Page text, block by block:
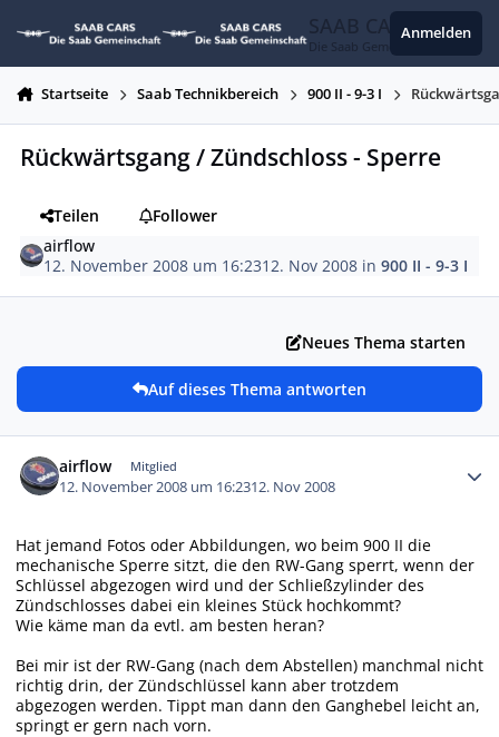
SAAB CARS
Die Saab Gemeinschaft
Anmelden
Startseite Saab Technikbereich 900 II - 9-3 I
Rückwärtsgang / Zündschloss - Sperre
Teilen
Follower
airflow
12. November 2008 um 16:2312. Nov 2008 in900 II - 9-3 I
Neues Thema starten
Auf dieses Thema antworten
airflow Mitglied
12. November 2008 um 16:2312. Nov 2008
Hat jemand Fotos oder Abbildungen, wo beim 900 II die
mechanische Sperre sitzt, die den RW-Gang sperrt, wenn der
Schlüssel abgezogen wird und der Schließzylinder des
Zündschlosses dabei ein kleines Stück hochkommt?
Wie käme man da evtl. am besten heran?
Bei mir ist der RW-Gang (nach dem Abstellen) manchmal nicht
richtig drin, der Zündschlüssel kann aber trotzdem
abgezogen werden. Tippt man dann den Ganghebel leicht an,
springt er gern nach vorn.